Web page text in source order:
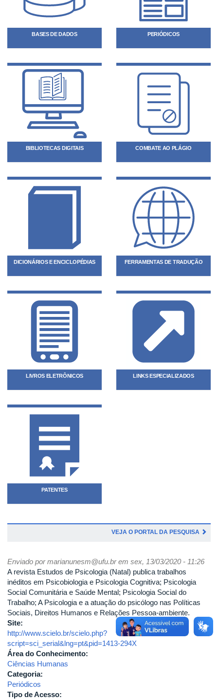
BASES DE DADOS PERIÓDICOS
BIBLIOTECAS DIGITAIS COMBATE AO PLÁGIO
DICIONÁRIOS E ENCICLOPÉDIAS FERRAMENTAS DE TRADUÇÃO
LIVROS ELETRÔNICOS LINKS ESPECIALIZADOS
PATENTES
VEJA O PORTAL DA PESQUISA
Enviado pormarianunesm@ufu.brem sex, 13/03/2020 - 11:26
A revista Estudos de Psicologia (Natal) publica trabalhos
inéditos em Psicobiologia e Psicologia Cognitiva; Psicologia
Social Comunitária e Saúde Mental; Psicologia Social do
Trabalho; A Psicologia e a atuação do psicólogo nas Políticas
Sociais, Direitos Humanos e Relações Pessoa-ambiente.
Site:
http://www.scielo.br/scielo.php?
script=sci_serial&lng=pt&pid=1413-294X
Área do Conhecimento:
Ciências Humanas
Categoria:
Periódicos
Tipo de Acesso: